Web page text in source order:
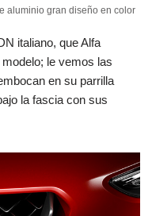
aluminio gran diseño en color
italiano, que Alfa
le vemos las
en su parrilla
la fascia con sus